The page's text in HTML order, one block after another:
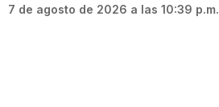
7 de agosto de 2026 a las 10:39 p.m.